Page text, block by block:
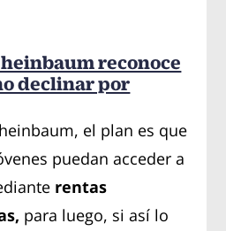
reconoce
declinar por
el plan es que
puedan acceder a
rentas
para luego, si así lo